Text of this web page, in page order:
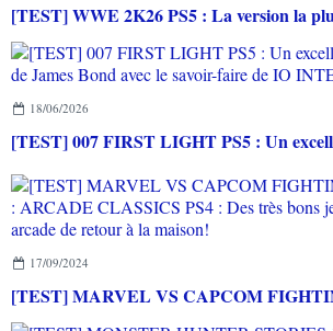
18/06/2026
17/09/2024